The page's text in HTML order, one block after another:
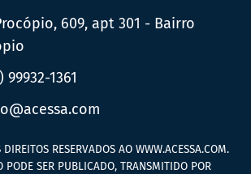
609, apt 301 - Bairro
99932-1361
RESERVADOS AO WWW.ACESSA.COM.
PODE SER PUBLICADO, TRANSMITIDO POR